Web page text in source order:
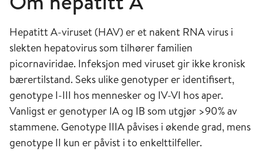
Hepatitt A-viruset (HAV) er et nakent RNA virus i
slekten hepatovirus som tilhører familien
picornaviridae. Infeksjon med viruset gir ikke kronisk
bærertilstand. Seks ulike genotyper er identifisert,
genotype I-III hos mennesker og IV-VI hos aper.
Vanligst er genotyper IA og IB som utgjør >90% av
stammene. Genotype IIIA påvises i økende grad, mens
genotype II kun er påvist i to enkelttilfeller.